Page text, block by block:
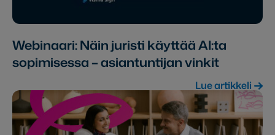
Webinaari: Näin juristi käyttää AI:ta
sopimisessa – asiantuntijan vinkit
Lue artikkeli